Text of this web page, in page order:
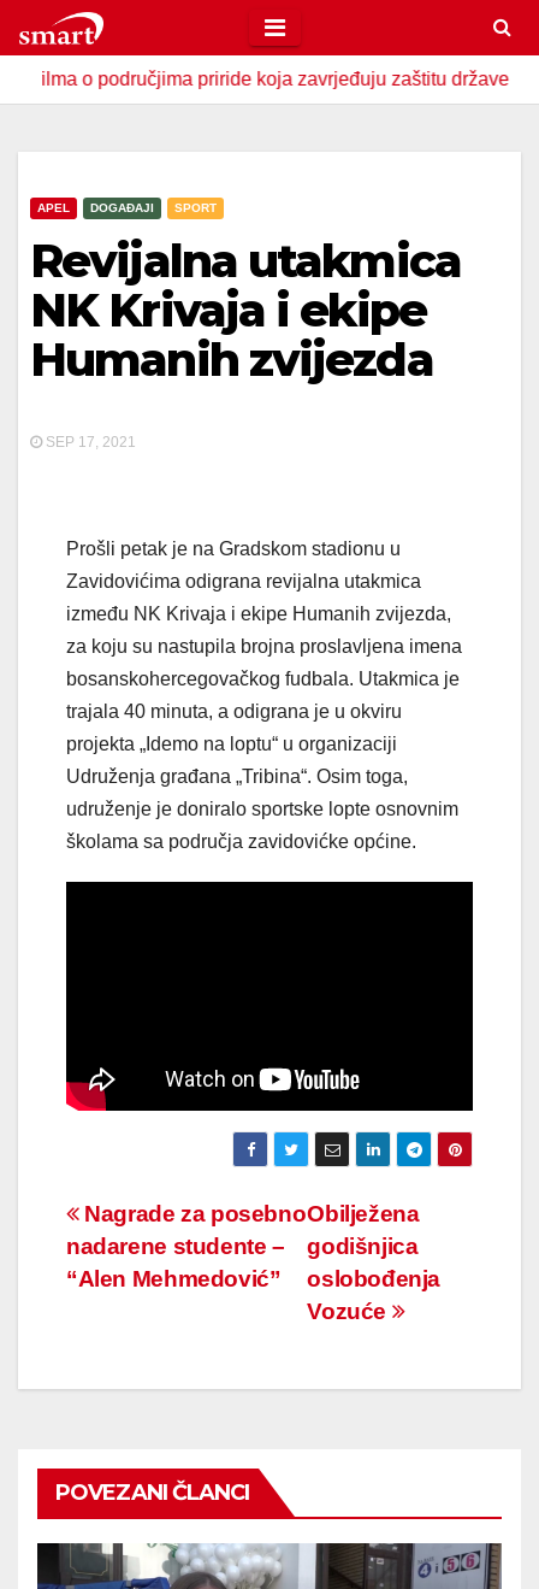
to
content
područjima priride koja zavrjeđuju zaštitu države U
APEL DOGAĐAJI SPORT
Revijalna utakmica
NK Krivaja i ekipe
Humanih zvijezda
SEP 17, 2021
Prošli petak je na Gradskom stadionu u
Zavidovićima odigrana revijalna utakmica
između NK Krivaja i ekipe Humanih zvijezda,
za koju su nastupila brojna proslavljena imena
bosanskohercegovačkog fudbala. Utakmica je
trajala 40 minuta, a odigrana je u okviru
projekta „Idemo na loptu“ u organizaciji
Udruženja građana „Tribina“. Osim toga,
udruženje je doniralo sportske lopte osnovnim
školama sa područja zavidovićke općine.
Navigacija
članaka
Obilježena
godišnjica
oslobođenja
Vozuće
Nagrade za posebno
nadarene studente –
“Alen Mehmedović”
POVEZANI ČLANCI